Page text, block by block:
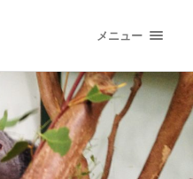
メニュー